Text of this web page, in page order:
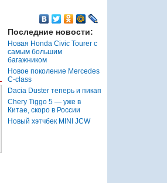
Последние новости:
Новая Honda Civic Tourer с
самым большим
багажником
Новое поколение Mercedes
C-class
Dacia Duster теперь и пикап
Chery Tiggo 5 — уже в
Китае, скоро в России
Новый хэтчбек MINI JCW